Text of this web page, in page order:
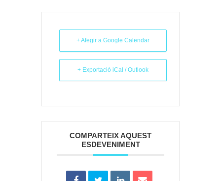
+ Afegir a Google Calendar
+ Exportació iCal / Outlook
COMPARTEIX AQUEST
ESDEVENIMENT